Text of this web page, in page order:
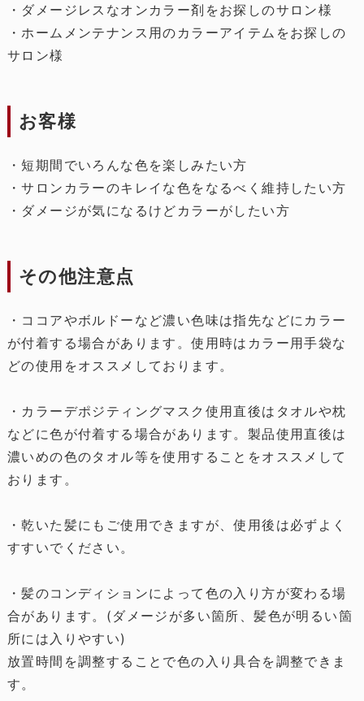
・ダメージレスなオンカラー剤をお探しのサロン様
・ホームメンテナンス用のカラーアイテムをお探しの
サロン様
お客様
・短期間でいろんな色を楽しみたい方
・サロンカラーのキレイな色をなるべく維持したい方
・ダメージが気になるけどカラーがしたい方
その他注意点
・ココアやボルドーなど濃い色味は指先などにカラー
が付着する場合があります。使用時はカラー用手袋な
どの使用をオススメしております。
・カラーデポジティングマスク使用直後はタオルや枕
などに色が付着する場合があります。製品使用直後は
濃いめの色のタオル等を使用することをオススメして
おります。
・乾いた髪にもご使用できますが、使用後は必ずよく
すすいでください。
・髪のコンディションによって色の入り方が変わる場
合があります。(ダメージが多い箇所、髪色が明るい箇
所には入りやすい)
放置時間を調整することで色の入り具合を調整できま
す。